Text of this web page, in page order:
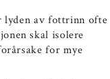
lyden av fottrinn ofte
skal isolere
for mye